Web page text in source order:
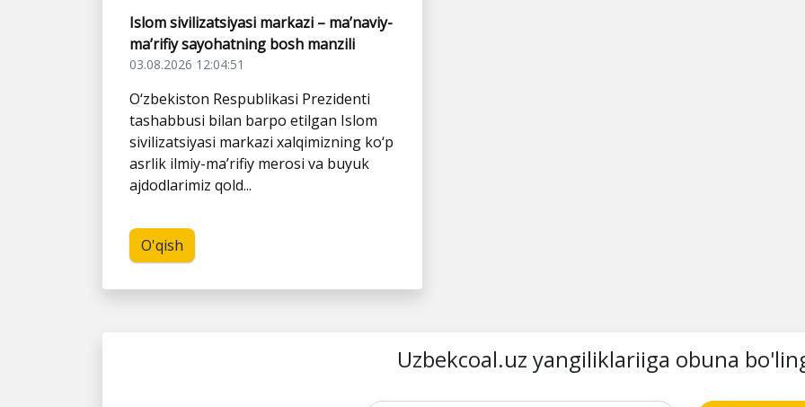
Islom sivilizatsiyasi markazi – ma’naviy-
ma’rifiy sayohatning bosh manzili
03.08.2026 12:04:51
O‘zbekiston Respublikasi Prezidenti
tashabbusi bilan barpo etilgan Islom
sivilizatsiyasi markazi xalqimizning ko‘p
asrlik ilmiy-ma’rifiy merosi va buyuk
ajdodlarimiz qold...
O'qish
Uzbekcoal.uz yangiliklariiga obuna